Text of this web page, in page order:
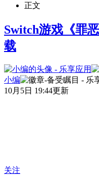
正文
Switch游戏《罪
载
小编
10月5日 19:44更新
关注